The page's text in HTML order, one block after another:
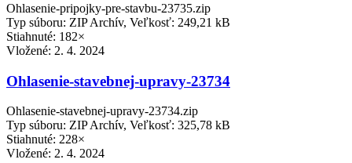
Ohlasenie-pripojky-pre-stavbu-23735.zip
Typ súboru: ZIP Archív, Veľkosť: 249,21 kB
Stiahnuté: 182×
Vložené: 2. 4. 2024
Ohlasenie-stavebnej-upravy-23734
Ohlasenie-stavebnej-upravy-23734.zip
Typ súboru: ZIP Archív, Veľkosť: 325,78 kB
Stiahnuté: 228×
Vložené: 2. 4. 2024